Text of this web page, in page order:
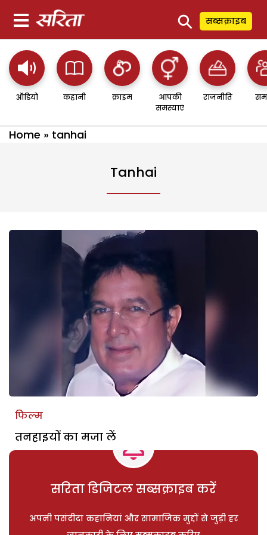
⚲ सब्सक्राइब
ऑडियो कहानी क्राइम
आपकी
समस्याएं
राजनीति
Home » tanhai
Tanhai
फिल्म
तनहाइयों का मजा लें
सरिता डिजिटल सब्सक्राइब करें
अपनी पसंदीदा कहानियां और सामाजिक मुद्दों से जुड़ी हर